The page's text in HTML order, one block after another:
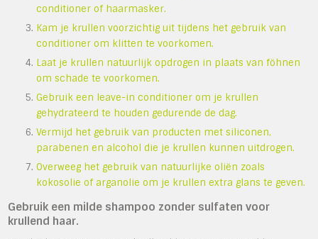
conditioner of haarmasker.
Kam je krullen voorzichtig uit tijdens het gebruik van
conditioner om klitten te voorkomen.
Laat je krullen natuurlijk opdrogen in plaats van föhnen
om schade te voorkomen.
Gebruik een leave-in conditioner om je krullen
gehydrateerd te houden gedurende de dag.
Vermijd het gebruik van producten met siliconen,
parabenen en alcohol die je krullen kunnen uitdrogen.
Overweeg het gebruik van natuurlijke oliën zoals
kokosolie of arganolie om je krullen extra glans te geven.
Gebruik een milde shampoo zonder sulfaten voor
krullend haar.